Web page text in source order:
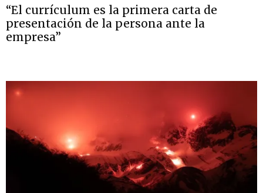
“El currículum es la primera carta de
presentación de la persona ante la
empresa”